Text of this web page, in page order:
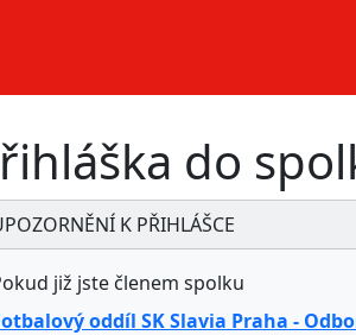
do
K PŘIHLÁŠCE
již jste členem spolku
oddíl SK Slavia Praha -